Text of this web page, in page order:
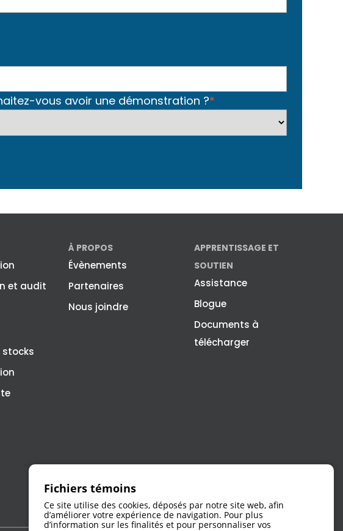
vous avoir une démonstration ?*
et audit
stocks
À PROPOS
Évènements
Partenaires
Nous joindre
APPRENTISSAGE ET
SOUTIEN
Assistance
Blogue
Documents à
télécharger
Fichiers témoins
Ce site utilise des cookies, déposés par notre site web, afin
d’améliorer votre expérience de navigation. Pour plus
d’information sur les finalités et pour personnaliser vos